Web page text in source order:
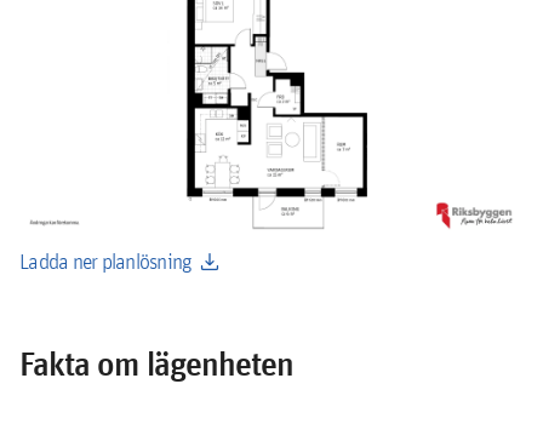
Ladda ner planlösning download
Fakta om lägenheten